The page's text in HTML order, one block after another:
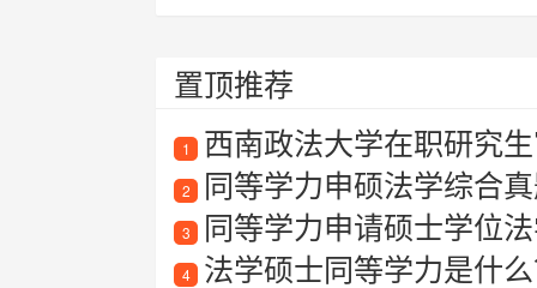
置顶推荐
1 西南政法大学在职研究
2 同等学力申硕法学综合
3 同等学力申请硕士学位
4 法学硕士同等学力是什